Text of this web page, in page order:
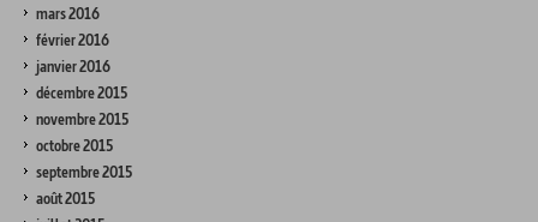
mars 2016
février 2016
janvier 2016
décembre 2015
novembre 2015
octobre 2015
septembre 2015
août 2015